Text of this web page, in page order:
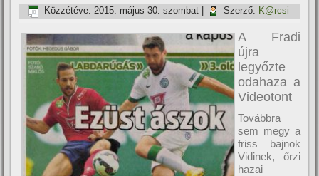
Közzétéve: 2015. május 30. szombat Szerző: K@rcsi
A Fradi
újra
legyőzte
odahaza a
Videotont
Továbbra
sem megy a
friss bajnok
Vidinek, őrzi
hazai